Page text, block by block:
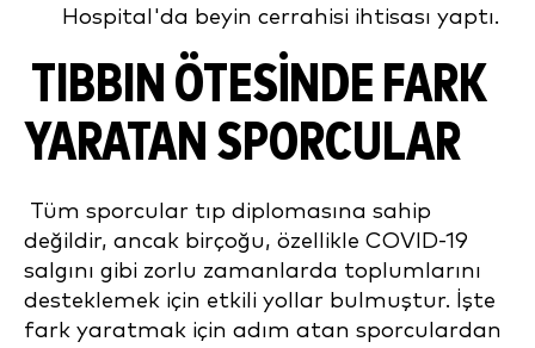
Hospital'da beyin cerrahisi ihtisası yaptı.
TIBBIN ÖTESINDE FARK
YARATAN SPORCULAR
Tüm sporcular tıp diplomasına sahip
değildir, ancak birçoğu, özellikle COVID-19
salgını gibi zorlu zamanlarda toplumlarını
desteklemek için etkili yollar bulmuştur. İşte
fark yaratmak için adım atan sporculardan